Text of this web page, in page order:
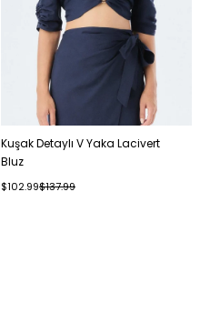
Kuşak Detaylı V Yaka Lacivert
Bluz
$102.99$137.99